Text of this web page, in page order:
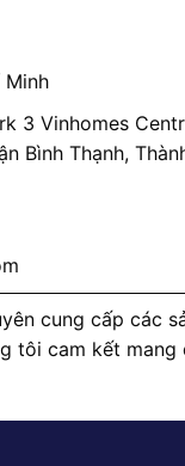
Minh
3 Vinhomes
Bình Thạnh,
cung cấp các
tôi cam kết